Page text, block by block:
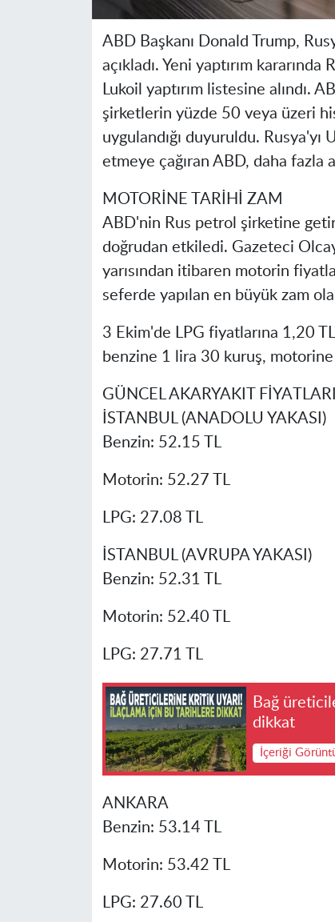
ABD Başkanı Donald Trump,
açıkladı. Yeni yaptırım
Lukoil yaptırım listesine alındı.
şirketlerin yüzde 50 veya üzeri
uygulandığı duyuruldu.
etmeye çağıran ABD, daha fazla
MOTORİNE TARİHİ ZAM
ABD'nin Rus petrol şirketine
doğrudan etkiledi. Gazeteci
yarısından itibaren motorin
seferde yapılan en büyük zam
3 Ekim'de LPG fiyatlarına 1,20
benzine 1 lira 30 kuruş,
GÜNCEL AKARYAKIT FİYATLARI
İSTANBUL (ANADOLU YAKASI)
Benzin: 52.15 TL
Motorin: 52.27 TL
LPG: 27.08 TL
İSTANBUL (AVRUPA YAKASI)
Benzin: 52.31 TL
Motorin: 52.40 TL
LPG: 27.71 TL
Bağ
dikkat
İçeriği
ANKARA
Benzin: 53.14 TL
Motorin: 53.42 TL
LPG: 27.60 TL